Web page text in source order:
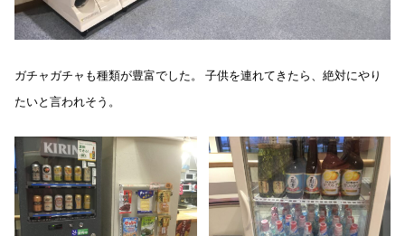
ガチャガチャも種類が豊富でした。 子供を連れてきたら、絶対にやり
たいと言われそう。